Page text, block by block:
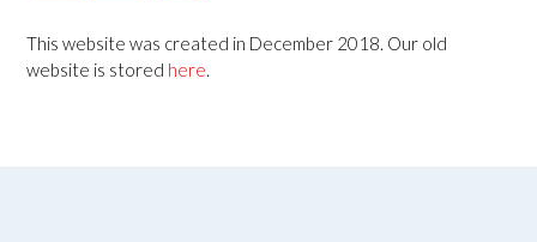
This website was created in December 2018. Our old
website is stored here.